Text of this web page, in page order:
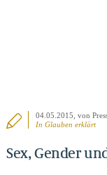
04.05.2015 , von
InGlauben erklärt
Sex, Gender